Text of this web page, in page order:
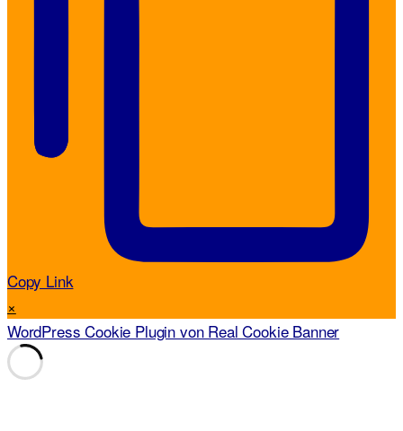
Copy Link
×
WordPress Cookie Plugin von Real Cookie Banner